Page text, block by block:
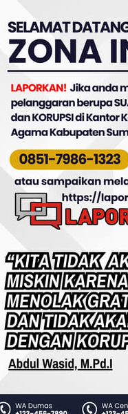
2026 – KUA
kegiatan
IPARI
spiritual kepada
Rubaru, Kamis (11/
pasien di ruang
serta penguatan
tenang selama
Rubaru
tetapi juga
penyuluh
pelayanan yang
Rubaru
dukungan
semangat
1 diharapkan